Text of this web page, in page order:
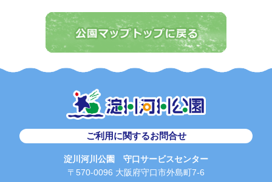
ご利用に関するお問合せ
淀川河川公園 守口サービスセンター
〒570-0096 大阪府守口市外島町7-6